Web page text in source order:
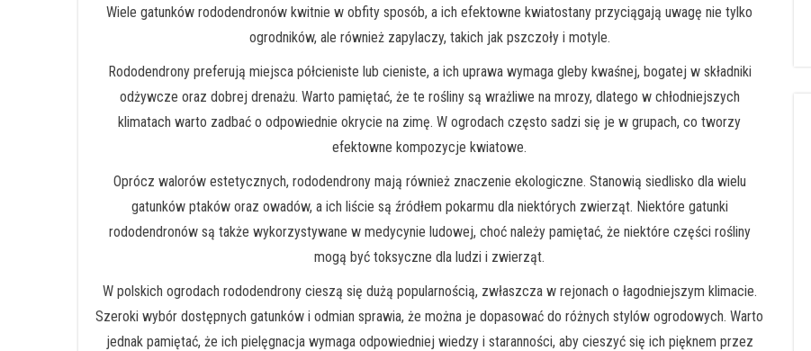
Wiele gatunków rododendronów kwitnie w obfity sposób, a ich efektowne kwiatostany przyciągają uwagę nie tylko
ogrodników, ale również zapylaczy, takich jak pszczoły i motyle.
Rododendrony preferują miejsca półcieniste lub cieniste, a ich uprawa wymaga gleby kwaśnej, bogatej w składniki
odżywcze oraz dobrej drenażu. Warto pamiętać, że te rośliny są wrażliwe na mrozy, dlatego w chłodniejszych
klimatach warto zadbać o odpowiednie okrycie na zimę. W ogrodach często sadzi się je w grupach, co tworzy
efektowne kompozycje kwiatowe.
Oprócz walorów estetycznych, rododendrony mają również znaczenie ekologiczne. Stanowią siedlisko dla wielu
gatunków ptaków oraz owadów, a ich liście są źródłem pokarmu dla niektórych zwierząt. Niektóre gatunki
rododendronów są także wykorzystywane w medycynie ludowej, choć należy pamiętać, że niektóre części rośliny
mogą być toksyczne dla ludzi i zwierząt.
W polskich ogrodach rododendrony cieszą się dużą popularnością, zwłaszcza w rejonach o łagodniejszym klimacie.
Szeroki wybór dostępnych gatunków i odmian sprawia, że można je dopasować do różnych stylów ogrodowych. Warto
jednak pamiętać, że ich pielęgnacja wymaga odpowiedniej wiedzy i staranności, aby cieszyć się ich pięknem przez